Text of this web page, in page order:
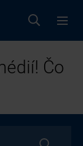
Čo